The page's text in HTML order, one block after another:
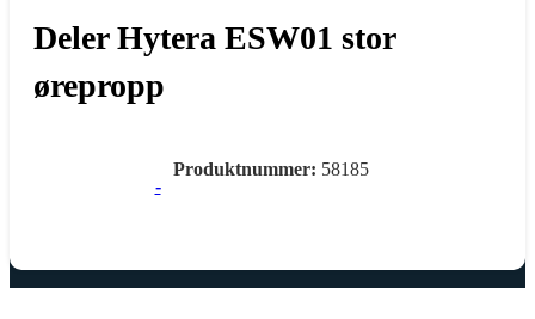
Deler Hytera ESW01 stor
ørepropp
-
Produktnummer: 58185